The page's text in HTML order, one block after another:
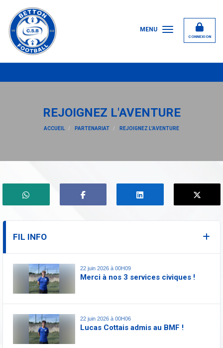
CONNEXION
MENU
REJOIGNEZ L'AVENTURE
ACCUEIL PARTENARIAT REJOIGNEZ L'AVENTURE
FIL INFO
22 juin 2026 à 00H09
Merci à nos 3 services civiques !
22 juin 2026 à 00H06
Lucas Cottais admis au BMF !
Panneau de gestion des cookies